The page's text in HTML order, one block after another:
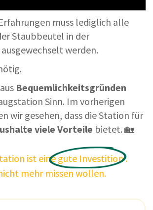
muss lediglich alle
Staubbeutel in der
werden.
Bequemlichkeitsgründen
Sinn. Im vorherigen
wir gesehen, dass die Station für
viele Vorteile bietet. 🏡
ist einegute Investition.
mehr missen wollen.